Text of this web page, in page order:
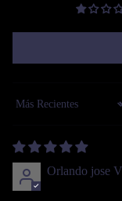
Sort by
Orlando jose